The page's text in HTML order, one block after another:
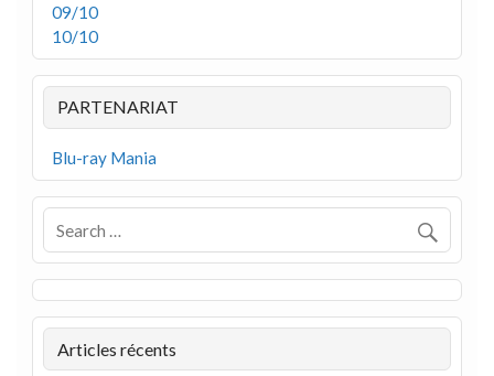
09/10
10/10
PARTENARIAT
Blu-ray Mania
Articles récents